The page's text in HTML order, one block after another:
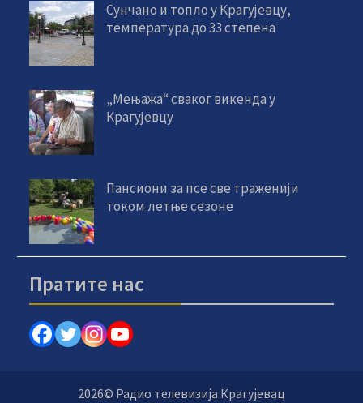
Сунчано и топло у Крагујевцу,
температура до 33 степена
„Мењажа“ сваког викенда у
Крагујевцу
Пансиони за псе све траженији
током летње сезоне
Пратите нас
2026© Радио телевизија Крагујевац